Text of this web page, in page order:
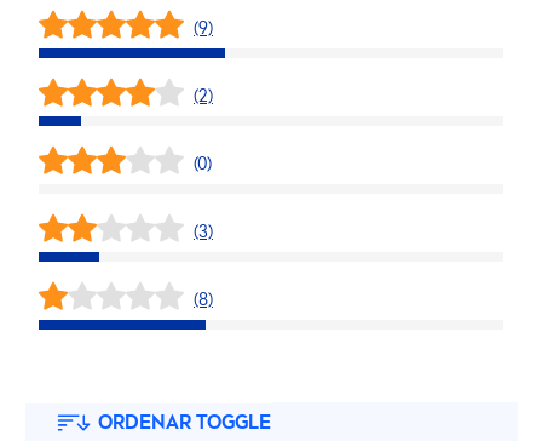
(9)
(2)
(0)
(3)
(8)
ORDENAR TOGGLE